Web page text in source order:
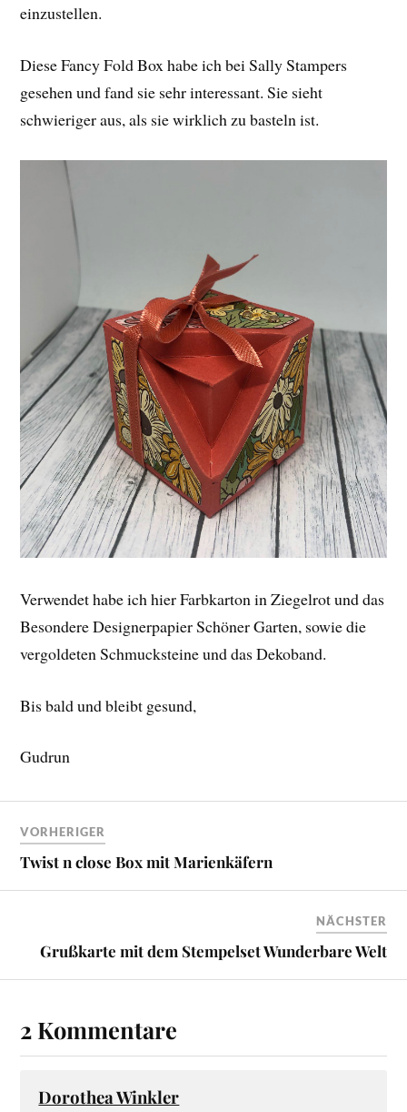
einzustellen.
Diese Fancy Fold Box habe ich bei Sally Stampers
gesehen und fand sie sehr interessant. Sie sieht
schwieriger aus, als sie wirklich zu basteln ist.
Verwendet habe ich hier Farbkarton in Ziegelrot und das
Besondere Designerpapier Schöner Garten, sowie die
vergoldeten Schmucksteine und das Dekoband.
Bis bald und bleibt gesund,
Gudrun
VORHERIGER
Twist n close Box mit Marienkäfern
NÄCHSTER
Grußkarte mit dem Stempelset Wunderbare Welt
2 Kommentare
Dorothea Winkler